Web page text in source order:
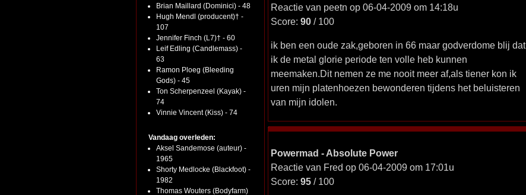
Brian Maillard (Dominici) - 48
Hugh Mendl (producent)† -
107
Jennifer Finch (L7)† - 60
Leif Edling (Candlemass) -
63
Ramon Ploeg (Bleeding
Gods) - 45
Ton Scherpenzeel (Kayak) -
74
Vinnie Vincent (Kiss) - 74
Vandaag overleden:
Aksel Sandemose (auteur) -
1965
Shorty Medlocke (Blackfoot) -
1982
Thomas Wouters (Bodyfarm)
Reactie van peetn op 06-04-2009 om 14:18u
Score: 90/ 100
ik ben een oude zak,geboren in 66 maar godverdome blij dat
ik de metal glorie periode ten volle heb kunnen
meemaken.Dit nemen ze me nooit meer af,als tiener kon ik
uren mijn platenhoezen bewonderen tijdens het beluisteren
van mijn idolen.
Powermad - Absolute Power
Reactie van Fred op 06-04-2009 om 17:01u
Score: 95/ 100